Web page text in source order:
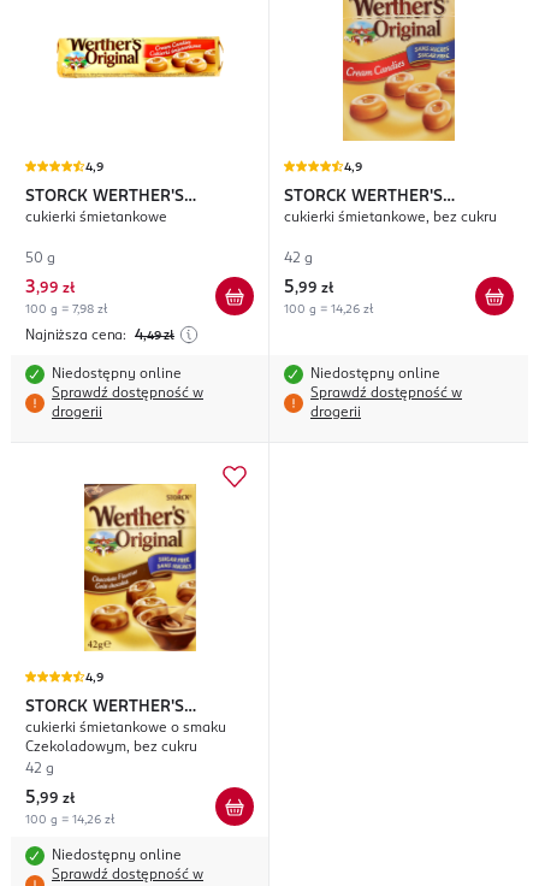
4,9
STORCK WERTHER'S
ORIGINAL
cukierki śmietankowe
50 g
3,99 zł
100 g = 7,98 zł
Najniższa cena: 4,49 zł
Niedostępny online
Sprawdź dostępność w
drogerii
4,9
STORCK WERTHER'S
ORIGINAL Cream Candies
cukierki śmietankowe, bez cukru
42 g
5,99 zł
100 g = 14,26 zł
Niedostępny online
Sprawdź dostępność w
drogerii
4,9
STORCK WERTHER'S
ORIGINAL Chocolate Flavour
cukierki śmietankowe o smaku
Czekoladowym, bez cukru
42 g
5,99 zł
100 g = 14,26 zł
Niedostępny online
Sprawdź dostępność w